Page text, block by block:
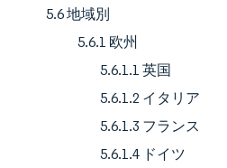
5.6 地域別
5.6.1 欧州
5.6.1.1 英国
5.6.1.2 イタリア
5.6.1.3 フランス
5.6.1.4 ドイツ